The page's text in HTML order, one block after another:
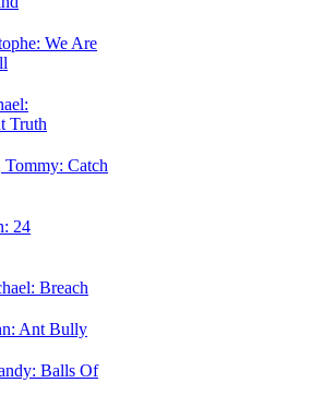
We Are
Truth
Tommy: Catch
24
Breach
Ant Bully
Balls Of